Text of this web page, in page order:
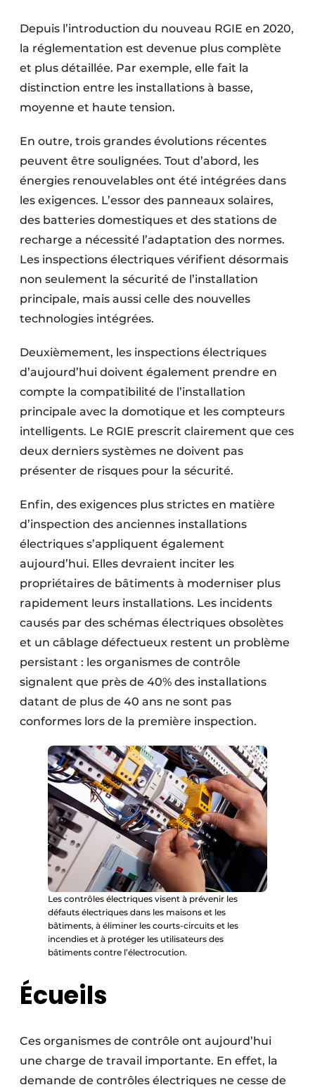
Depuis l’introduction du nouveau RGIE en 2020,
la réglementation est devenue plus complète
et plus détaillée. Par exemple, elle fait la
distinction entre les installations à basse,
moyenne et haute tension.
En outre, trois grandes évolutions récentes
peuvent être soulignées. Tout d’abord, les
énergies renouvelables ont été intégrées dans
les exigences. L’essor des panneaux solaires,
des batteries domestiques et des stations de
recharge a nécessité l’adaptation des normes.
Les inspections électriques vérifient désormais
non seulement la sécurité de l’installation
principale, mais aussi celle des nouvelles
technologies intégrées.
Deuxièmement, les inspections électriques
d’aujourd’hui doivent également prendre en
compte la compatibilité de l’installation
principale avec la domotique et les compteurs
intelligents. Le RGIE prescrit clairement que ces
deux derniers systèmes ne doivent pas
présenter de risques pour la sécurité.
Enfin, des exigences plus strictes en matière
d’inspection des anciennes installations
électriques s’appliquent également
aujourd’hui. Elles devraient inciter les
propriétaires de bâtiments à moderniser plus
rapidement leurs installations. Les incidents
causés par des schémas électriques obsolètes
et un câblage défectueux restent un problème
persistant : les organismes de contrôle
signalent que près de 40% des installations
datant de plus de 40 ans ne sont pas
conformes lors de la première inspection.
Les contrôles électriques visent à prévenir les
défauts électriques dans les maisons et les
bâtiments, à éliminer les courts-circuits et les
incendies et à protéger les utilisateurs des
bâtiments contre l’électrocution.
Écueils
Ces organismes de contrôle ont aujourd’hui
une charge de travail importante. En effet, la
demande de contrôles électriques ne cesse de